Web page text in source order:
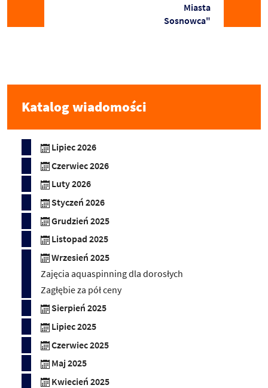
Miasta
Sosnowca"
Katalog wiadomości
Lipiec 2026
Czerwiec 2026
Luty 2026
Styczeń 2026
Grudzień 2025
Listopad 2025
Wrzesień 2025
Zajęcia aquaspinning dla dorosłych
Zagłębie za pół ceny
Sierpień 2025
Lipiec 2025
Czerwiec 2025
Maj 2025
Kwiecień 2025